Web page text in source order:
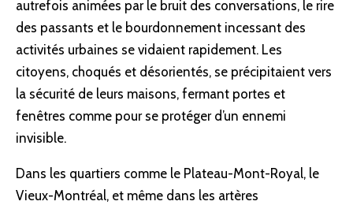
autrefois animées par le bruit des conversations, le rire
des passants et le bourdonnement incessant des
activités urbaines se vidaient rapidement. Les
citoyens, choqués et désorientés, se précipitaient vers
la sécurité de leurs maisons, fermant portes et
fenêtres comme pour se protéger d’un ennemi
invisible.
Dans les quartiers comme le Plateau-Mont-Royal, le
Vieux-Montréal, et même dans les artères